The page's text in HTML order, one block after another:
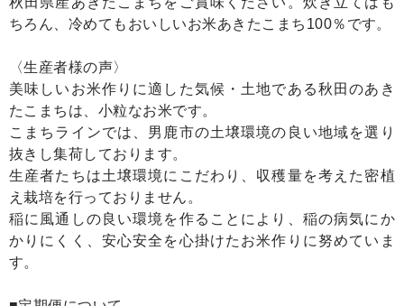
ちろん、冷めてもおいしいお米あきたこまち100％です。
〈生産者様の声〉
美味しいお米作りに適した気候・土地である秋田のあき
たこまちは、小粒なお米です。
こまちラインでは、男鹿市の土壌環境の良い地域を選り
抜きし集荷しております。
生産者たちは土壌環境にこだわり、収穫量を考えた密植
え栽培を行っておりません。
稲に風通しの良い環境を作ることにより、稲の病気にか
かりにくく、安心安全を心掛けたお米作りに努めていま
す。